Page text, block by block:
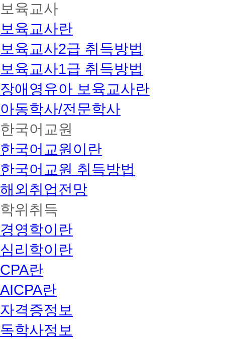
보육교사
보육교사란
보육교사2급 취득방법
보육교사1급 취득방법
장애영유아 보육교사란
아동학사/전문학사
한국어교원
한국어교원이란
한국어교원 취득방법
해외취업전망
학위취득
경영학이란
심리학이란
CPA란
AICPA란
자격증정보
독학사정보